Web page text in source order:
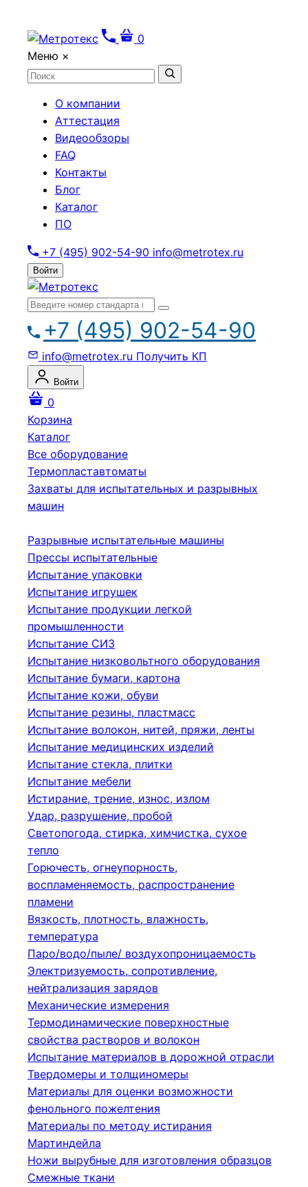
0
Меню ×
О компании
Аттестация
Видеообзоры
FAQ
Контакты
Блог
Каталог
ПО
+7 (495) 902-54-90 info@metrotex.ru
Войти
+7 (495) 902-54-90
info@metrotex.ru Получить КП
Войти
0
Корзина
Каталог
Все оборудование
Термопластавтоматы
Захваты для испытательных и разрывных
машин
Разрывные испытательные машины
Прессы испытательные
Испытание упаковки
Испытание игрушек
Испытание продукции легкой
промышленности
Испытание СИЗ
Испытание низковольтного оборудования
Испытание бумаги, картона
Испытание кожи, обуви
Испытание резины, пластмасс
Испытание волокон, нитей, пряжи, ленты
Испытание медицинских изделий
Испытание стекла, плитки
Испытание мебели
Истирание, трение, износ, излом
Удар, разрушение, пробой
Светопогода, стирка, химчистка, сухое
тепло
Горючесть, огнеупорность,
воспламеняемость, распространение
пламени
Вязкость, плотность, влажность,
температура
Паро/водо/пыле/ воздухопроницаемость
Электризуемость, сопротивление,
нейтрализация зарядов
Механические измерения
Термодинамические поверхностные
свойства растворов и волокон
Испытание материалов в дорожной отрасли
Твердомеры и толщиномеры
Материалы для оценки возможности
фенольного пожелтения
Материалы по методу истирания
Мартиндейла
Ножи вырубные для изготовления образцов
Смежные ткани